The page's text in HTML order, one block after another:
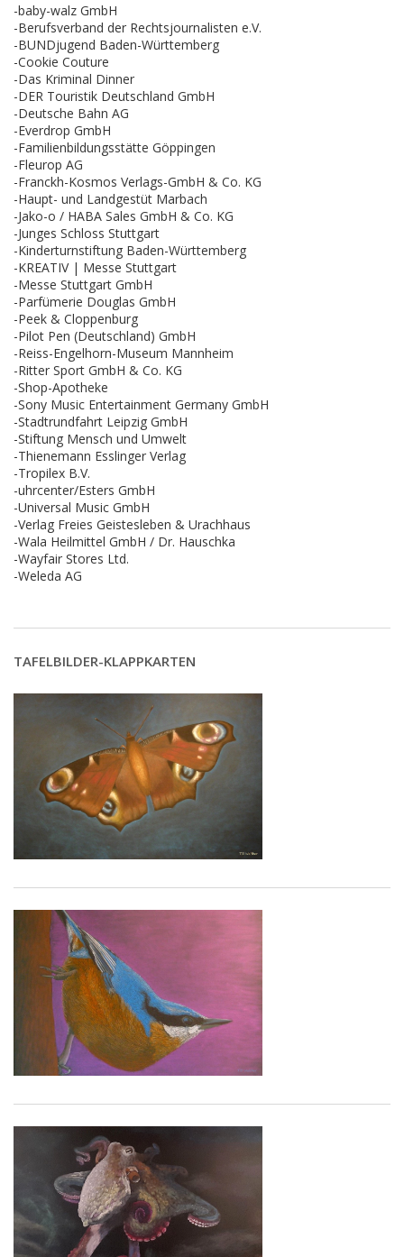
-baby-walz GmbH
-Berufsverband der Rechtsjournalisten e.V.
-BUNDjugend Baden-Württemberg
-Cookie Couture
-Das Kriminal Dinner
-DER Touristik Deutschland GmbH
-Deutsche Bahn AG
-Everdrop GmbH
-Familienbildungsstätte Göppingen
-Fleurop AG
-Franckh-Kosmos Verlags-GmbH & Co. KG
-Haupt- und Landgestüt Marbach
-Jako-o / HABA Sales GmbH & Co. KG
-Junges Schloss Stuttgart
-Kinderturnstiftung Baden-Württemberg
-KREATIV | Messe Stuttgart
-Messe Stuttgart GmbH
-Parfümerie Douglas GmbH
-Peek & Cloppenburg
-Pilot Pen (Deutschland) GmbH
-Reiss-Engelhorn-Museum Mannheim
-Ritter Sport GmbH & Co. KG
-Shop-Apotheke
-Sony Music Entertainment Germany GmbH
-Stadtrundfahrt Leipzig GmbH
-Stiftung Mensch und Umwelt
-Thienemann Esslinger Verlag
-Tropilex B.V.
-uhrcenter/Esters GmbH
-Universal Music GmbH
-Verlag Freies Geistesleben & Urachhaus
-Wala Heilmittel GmbH / Dr. Hauschka
-Wayfair Stores Ltd.
-Weleda AG
TAFELBILDER-KLAPPKARTEN